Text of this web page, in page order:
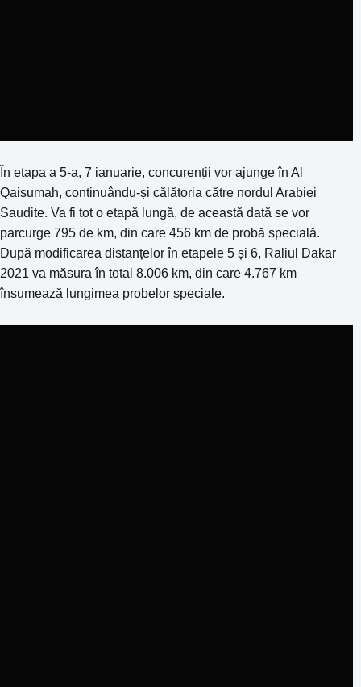
În etapa a 5-a, 7 ianuarie, concurenții vor ajunge în Al
Qaisumah, continuându-și călătoria către nordul Arabiei
Saudite. Va fi tot o etapă lungă, de această dată se vor
parcurge 795 de km, din care 456 km de probă specială.
După modificarea distanțelor în etapele 5 și 6, Raliul Dakar
2021 va măsura în total 8.006 km, din care 4.767 km
însumează lungimea probelor speciale.